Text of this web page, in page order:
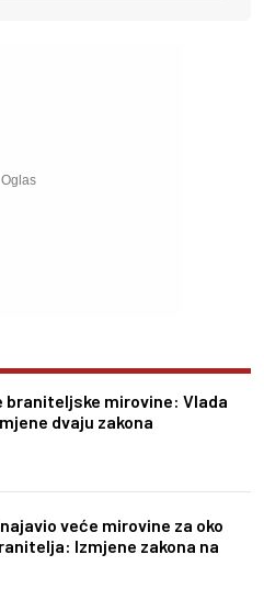
braniteljske mirovine: Vlada
dvaju zakona
veće mirovine za oko
Izmjene zakona na